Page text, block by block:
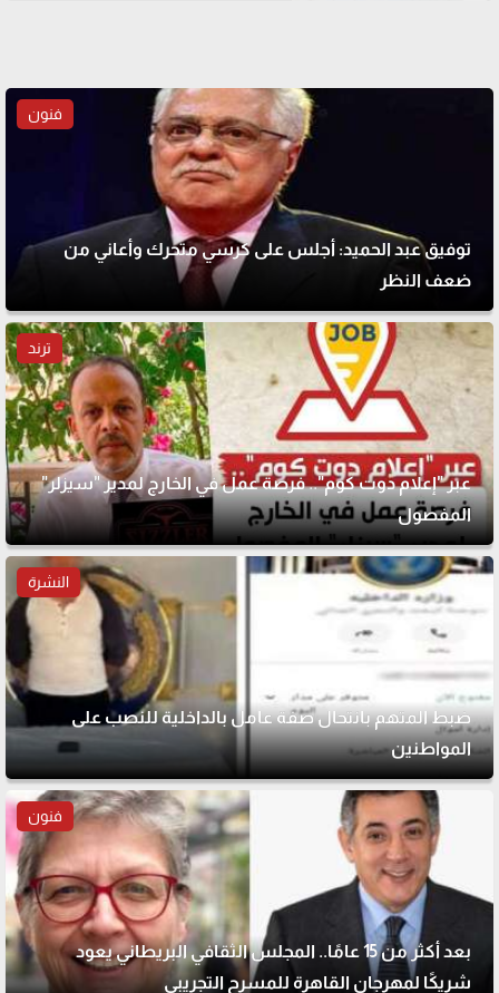
فنون
توفيق عبد الحميد: أجلس على كرسي متحرك وأعاني من
ضعف النظر
ترند
عبر "إعلام دوت كوم".. فرصة عمل في الخارج لمدير "سيزلر"
المفصول
النشرة
ضبط المتهم بانتحال صفة عامل بالداخلية للنصب على
المواطنين
فنون
بعد أكثر من 15 عامًا.. المجلس الثقافي البريطاني يعود
شريكًا لمهرجان القاهرة للمسرح التجريبي